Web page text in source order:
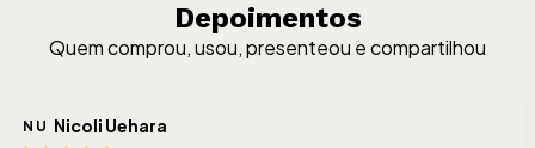
Depoimentos
Quem comprou, usou, presenteou e compartilhou
N U Nicoli Uehara